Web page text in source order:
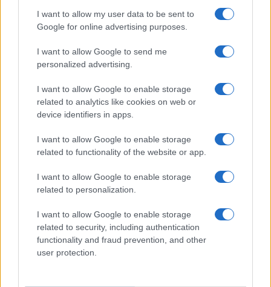
I want to allow my user data to be sent to
Google for online advertising purposes.
I want to allow Google to send me
personalized advertising.
I want to allow Google to enable storage
related to analytics like cookies on web or
device identifiers in apps.
I want to allow Google to enable storage
related to functionality of the website or app.
I want to allow Google to enable storage
related to personalization.
I want to allow Google to enable storage
related to security, including authentication
functionality and fraud prevention, and other
user protection.
της Ζωής μας
το ελληνικό καλοκαίρι και ένας
πολιτισμός που μας ενώνει κάθε μέρα.
ΟΣΑ ΧΡΕΙΑΖΕΣΑΙ
ΓΙΑ ΤΟ ΚΑΛΟΚΑΙΡΙ ΣΟΥ →